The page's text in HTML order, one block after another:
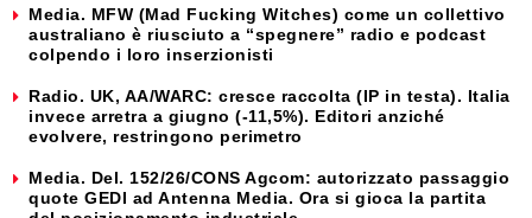
Media. MFW (Mad Fucking Witches) come un collettivo
australiano è riusciuto a “spegnere” radio e podcast
colpendo i loro inserzionisti
Radio. UK, AA/WARC: cresce raccolta (IP in testa). Italia
invece arretra a giugno (-11,5%). Editori anziché
evolvere, restringono perimetro
Media. Del. 152/26/CONS Agcom: autorizzato passaggio
quote GEDI ad Antenna Media. Ora si gioca la partita